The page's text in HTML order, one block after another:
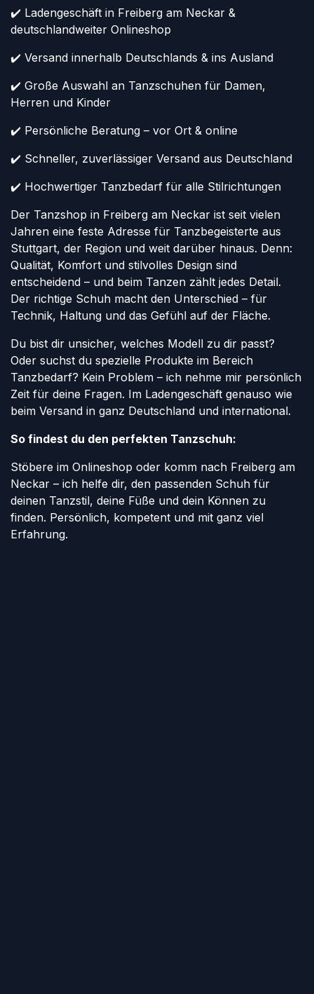
✔️ Ladengeschäft in Freiberg am Neckar &
deutschlandweiter Onlineshop
✔️ Versand innerhalb Deutschlands & ins Ausland
✔️ Große Auswahl an Tanzschuhen für Damen,
Herren und Kinder
✔️ Persönliche Beratung – vor Ort & online
✔️ Schneller, zuverlässiger Versand aus Deutschland
✔️ Hochwertiger Tanzbedarf für alle Stilrichtungen
Der Tanzshop in Freiberg am Neckar ist seit vielen
Jahren eine feste Adresse für Tanzbegeisterte aus
Stuttgart, der Region und weit darüber hinaus. Denn:
Qualität, Komfort und stilvolles Design sind
entscheidend – und beim Tanzen zählt jedes Detail.
Der richtige Schuh macht den Unterschied – für
Technik, Haltung und das Gefühl auf der Fläche.
Du bist dir unsicher, welches Modell zu dir passt?
Oder suchst du spezielle Produkte im Bereich
Tanzbedarf? Kein Problem – ich nehme mir persönlich
Zeit für deine Fragen. Im Ladengeschäft genauso wie
beim Versand in ganz Deutschland und international.
So findest du den perfekten Tanzschuh:
Stöbere im Onlineshop oder komm nach Freiberg am
Neckar – ich helfe dir, den passenden Schuh für
deinen Tanzstil, deine Füße und dein Können zu
finden. Persönlich, kompetent und mit ganz viel
Erfahrung.